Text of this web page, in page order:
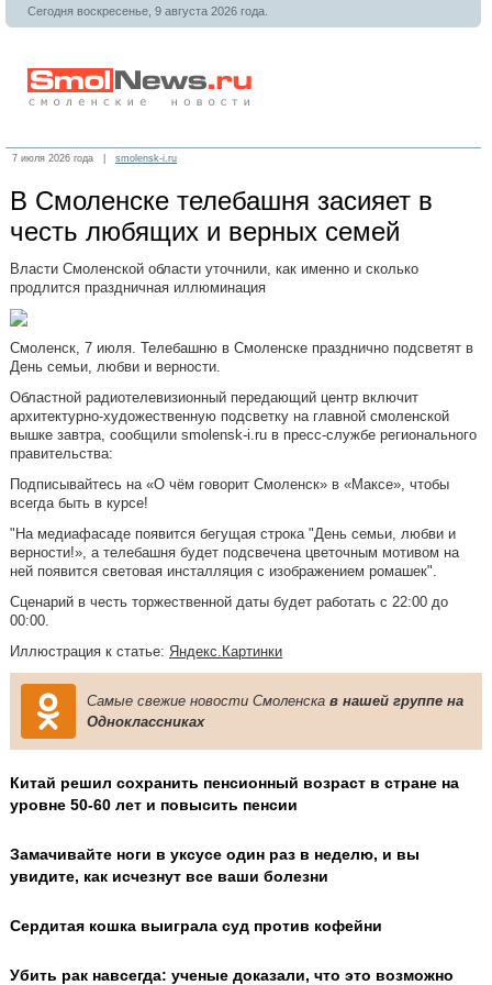
Сегодня воскресенье, 9 августа 2026 года.
7 июля 2026 года | smolensk-i.ru
В Смоленске телебашня засияет в
честь любящих и верных семей
Власти Смоленской области уточнили, как именно и сколько
продлится праздничная иллюминация
Смоленск, 7 июля. Телебашню в Смоленске празднично подсветят в
День семьи, любви и верности.
Областной радиотелевизионный передающий центр включит
архитектурно-художественную подсветку на главной смоленской
вышке завтра, сообщили smolensk-i.ru в пресс-службе регионального
правительства:
Подписывайтесь на «О чём говорит Смоленск» в «Максе», чтобы
всегда быть в курсе!
"На медиафасаде появится бегущая строка "День семьи, любви и
верности!», а телебашня будет подсвечена цветочным мотивом на
ней появится световая инсталляция с изображением ромашек".
Сценарий в честь торжественной даты будет работать с 22:00 до
00:00.
Иллюстрация к статье: Яндекс.Картинки
Самые свежие новости Смоленска в нашей группе на
Одноклассниках
Китай решил сохранить пенсионный возраст в стране на
уровне 50-60 лет и повысить пенсии
Замачивайте ноги в уксусе один раз в неделю, и вы
увидите, как исчезнут все ваши болезни
Сердитая кошка выиграла суд против кофейни
Убить рак навсегда: ученые доказали, что это возможно